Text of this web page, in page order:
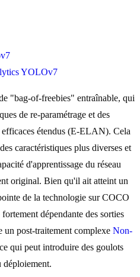
YOLOv7
"bag-of-freebies" entraînable, qui
de re-paramétrage et des
efficaces étendus (E-ELAN). Cela
caractéristiques plus diverses et
d'apprentissage du réseau
original. Bien qu'il ait atteint un
de la technologie sur COCO
dépendante des sorties
un post-traitement complexe Non-
qui peut introduire des goulots
déploiement.